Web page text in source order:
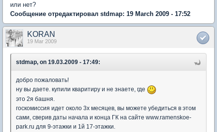
или нет?
Сообщение отредактировал stdmap: 19 March 2009 - 17:52
KORAN
19 Mar 2009
stdmap, on 19.03.2009 - 17:49:
добро пожаловать!
ну вы даете. купили кваритиру и не знаете, где
это 2я башня.
госкомиссия идет около 3х месяцев, вы можете убедиться в этом
сами, сверив даты начала и конца ГК на сайте www.ramenskoe-
park.ru для 9-этажки и 1й 17-этажки.